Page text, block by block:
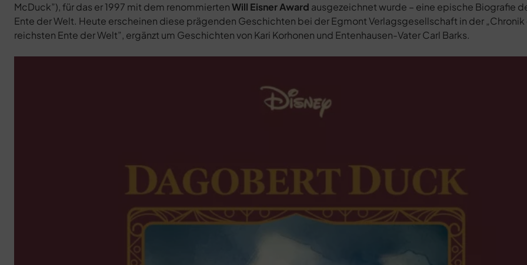
McDuck”), für das er 1997 mit dem renommiertenWill Eisner Award ausgezeichnet wurde – eine epische Biografie
Ente der Welt. Heute erscheinen diese prägenden Geschichten bei der Egmont Verlagsgesellschaft in der „Chronik
reichsten Ente der Welt”, ergänzt um Geschichten von Kari Korhonen und Entenhausen-Vater Carl Barks.